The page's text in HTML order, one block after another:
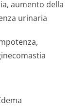
aumento della
urinaria